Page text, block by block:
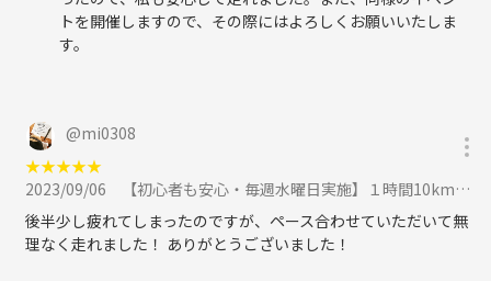
で、天候の心配からキャンセルを希望される場合は、実施の２時間前ま
でにご相談ください。
お申込手数料500円が発生しないように設定いたします。
トを開催しますので、その際にはよろしくお願いいたしま
す。
@mi0308
★★★★★
2023/09/06
【初心者も安心・毎週水曜日実施】１時間10kmランに挑戦！(小田急線狛江駅(新宿駅から20分)スタート)に参加
後半少し疲れてしまったのですが、ペース合わせていただいて無
理なく走れました！ ありがとうございました！